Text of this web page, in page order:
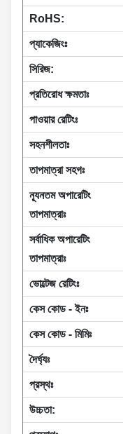
RoHS:
প্যাকেজিংঃ
সিরিজ:
প্রতিরোধ ক্ষমতাঃ
পাওয়ার রেটিংঃ
সহনশীলতাঃ
তাপমাত্রা সহগঃ
ন্যূনতম অপারেটিং
তাপমাত্রাঃ
সর্বাধিক অপারেটিং
তাপমাত্রাঃ
ভোল্টেজ রেটিংঃ
কেস কোড - ইনঃ
কেস কোড - মিমিঃ
দৈর্ঘ্যঃ
প্রস্থঃ
উচ্চতা: